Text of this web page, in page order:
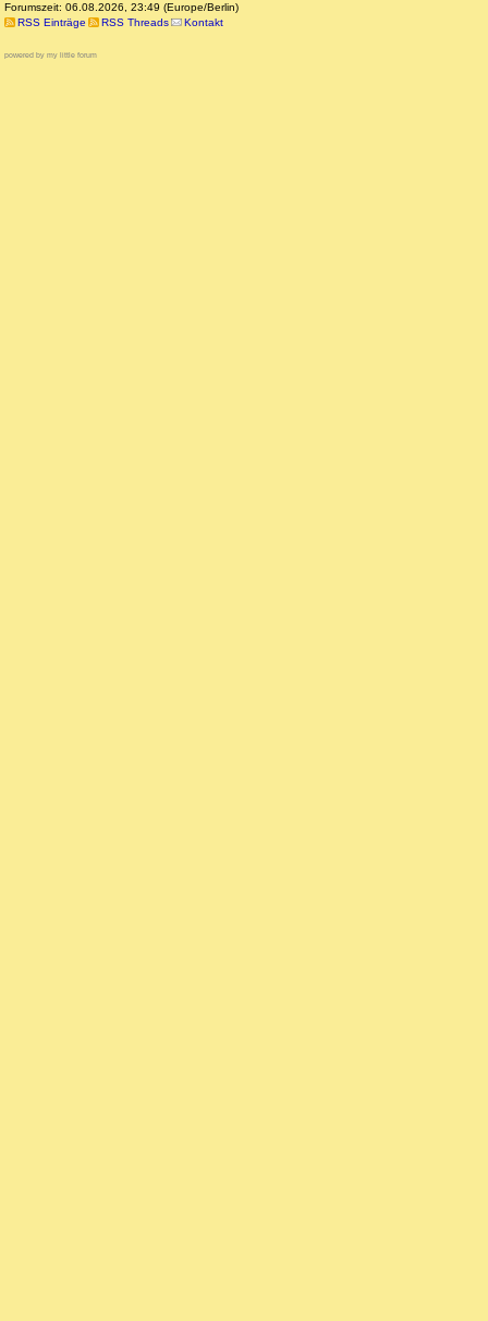
Forumszeit: 06.08.2026, 23:49 (Europe/Berlin)
RSS Einträge
RSS Threads Kontakt
powered by my little forum